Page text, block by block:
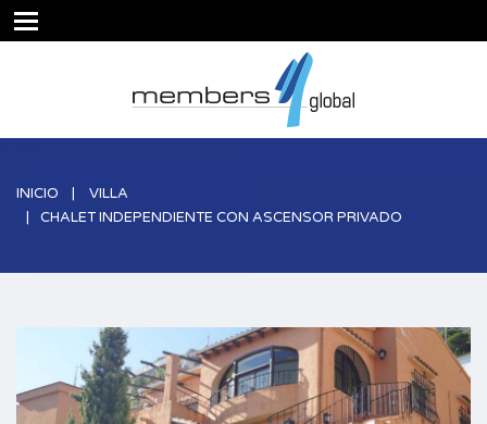
INICIO
VILLA
CHALET INDEPENDIENTE CON ASCENSOR PRIVADO